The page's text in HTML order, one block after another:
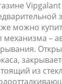
можно
механизма –
из